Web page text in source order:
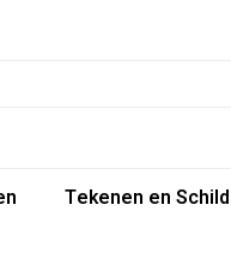
Tekenen en